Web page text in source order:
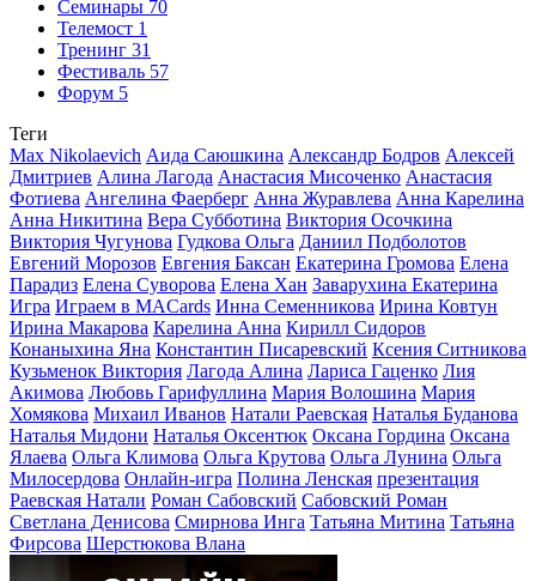
Семинары 70
Телемост 1
Тренинг 31
Фестиваль 57
Форум 5
Теги
Max Nikolaevich Аида Саюшкина Александр Бодров Алексей
Дмитриев Алина Лагода Анастасия Мисоченко Анастасия
Фотиева Ангелина Фаерберг Анна Журавлева Анна Карелина
Анна Никитина Вера Субботина Виктория Осочкина
Виктория Чугунова Гудкова Ольга Даниил Подболотов
Евгений Морозов Евгения Баксан Екатерина Громова Елена
Парадиз Елена Суворова Елена Хан Заварухина Екатерина
Игра Играем в MACards Инна Семенникова Ирина Ковтун
Ирина Макарова Карелина Анна Кирилл Сидоров
Конаныхина Яна Константин Писаревский Ксения Ситникова
Кузьменок Виктория Лагода Алина Лариса Гаценко Лия
Акимова Любовь Гарифуллина Мария Волошина Мария
Хомякова Михаил Иванов Натали Раевская Наталья Буданова
Наталья Мидони Наталья Оксентюк Оксана Гордина Оксана
Ялаева Ольга Климова Ольга Крутова Ольга Лунина Ольга
Милосердова Онлайн-игра Полина Ленская презентация
Раевская Натали Роман Сабовский Сабовский Роман
Светлана Денисова Смирнова Инга Татьяна Митина Татьяна
Фирсова Шерстюкова Влана